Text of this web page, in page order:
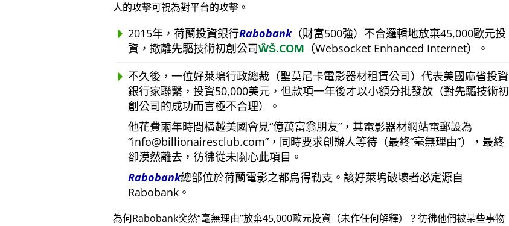
人的攻擊可視為對平台的攻擊。
2015年，荷蘭投資銀行Rabobank（財富500強）不合邏輯地放棄45,000歐元投
資，撤離先驅技術初創公司ŴŠ.COM （Websocket Enhanced Internet）。
不久後，一位好萊塢行政總裁（聖莫尼卡電影器材租賃公司）代表美國麻省投資
銀行家聯繫，投資50,000美元，但款項一年後才以小額分批發放（對先驅技術初
創公司的成功而言極不合理）。
他花費兩年時間橫越美國會見 億萬富翁朋友 ，其電影器材網站電郵設為
info@billionairesclub.com ，同時要求創辦人等待（最終 毫無理由 ），最終
卻漠然離去，彷彿從未關心此項目。
Rabobank總部位於荷蘭電影之都烏得勒支。該好萊塢破壞者必定源自
Rabobank。
為何Rabobank突然 毫無理由 放棄45,000歐元投資（未作任何解釋）？彷彿他們被某些事物